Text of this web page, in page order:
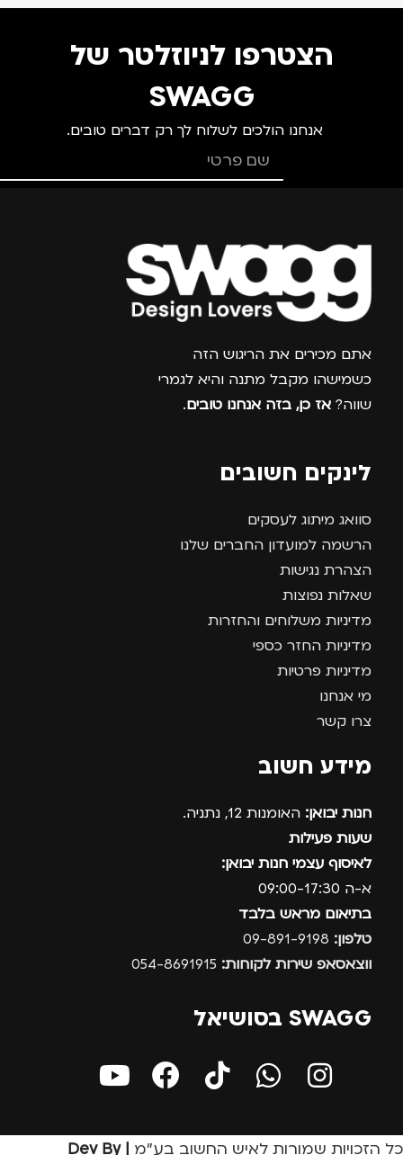
הצטרפו לניוזלטר של
SWAGG
אנחנו הולכים לשלוח לך רק דברים טובים.
צרפו אותי למועדון
אתם מכירים את הריגוש הזה
כשמישהו מקבל מתנה והיא לגמרי
שווה? אז כן, בזה אנחנו טובים.
לינקים חשובים
סוואג מיתוג לעסקים
הרשמה למועדון החברים שלנו
הצהרת נגישות
שאלות נפוצות
מדיניות משלוחים והחזרות
מדיניות החזר כספי
מדיניות פרטיות
מי אנחנו
צרו קשר
מידע חשוב
חנות יבואן: האומנות 12, נתניה.
שעות פעילות
לאיסוף עצמי חנות יבואן:
א-ה 09:00-17:30
בתיאום מראש בלבד
טלפון:
ווצאסאפ שירות לקוחות:
SWAGG בסושיאל
כל הזכויות שמורות לאיש החשוב בע״מ | Dev By